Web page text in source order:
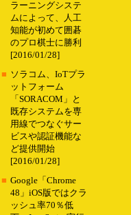
ラーニングシステ
ムによって、人工
知能が初めて囲碁
のプロ棋士に勝利
[2016/01/28]
■ ソラコム、IoTプラ
ットフォーム
「SORACOM」と
既存システムを専
用線でつなぐサー
ビスや認証機能な
ど提供開始
[2016/01/28]
■ Google「Chrome
48」iOS版ではクラ
ッシュ率70％低